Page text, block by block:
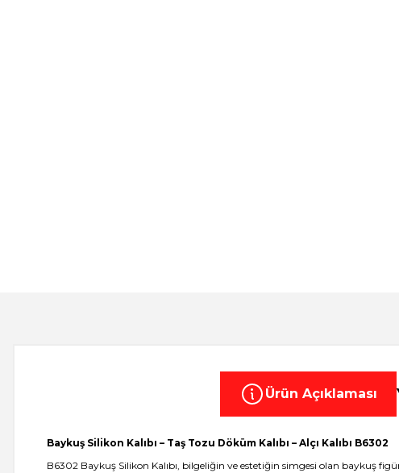
Ürün Açıklaması
Baykuş Silikon Kalıbı – Taş Tozu Döküm Kalıbı – Alçı Kalıbı B6302
B6302 Baykuş Silikon Kalıbı, bilgeliğin ve estetiğin simgesi olan baykuş